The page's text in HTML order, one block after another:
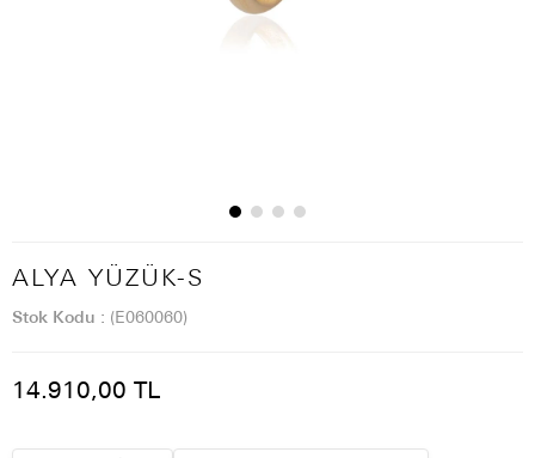
ALYA YÜZÜK-S
Stok Kodu (E060060)
14.910,00 TL